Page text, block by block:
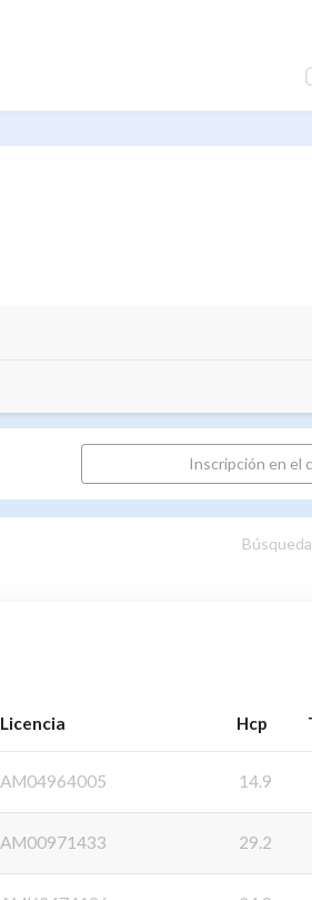
Inscripción en el
Licencia Hcp
AM04964005 14.9
AM00971433 29.2